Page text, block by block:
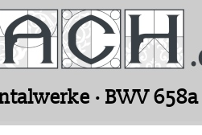
· BWV 658a